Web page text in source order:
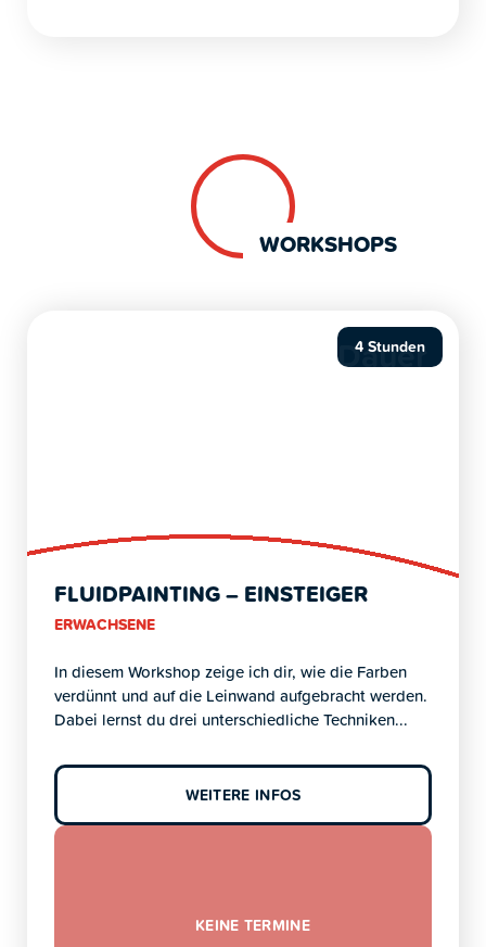
7
WORKSHOPS
4 Stunden
Dauer
FLUIDPAINTING – EINSTEIGER
ERWACHSENE
In diesem Workshop zeige ich dir, wie die Farben
verdünnt und auf die Leinwand aufgebracht werden.
Dabei lernst du drei unterschiedliche Techniken...
WEITERE INFOS
KEINE TERMINE